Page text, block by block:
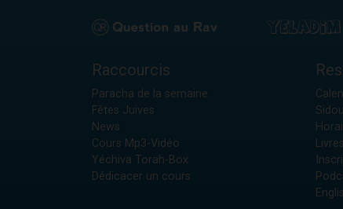
Raccourcis
Paracha de la semaine
Fêtes Juives
News
Cours Mp3-Vidéo
Yéchiva Torah-Box
Dédicacer un cours